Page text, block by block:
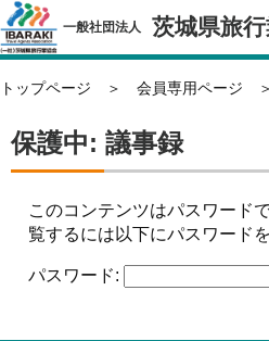
一般社団法人 茨城県旅
トップページ ＞ 会員専用ページ
保護中: 議事録
このコンテンツはパスワード
覧するには以下にパスワード
パスワード: